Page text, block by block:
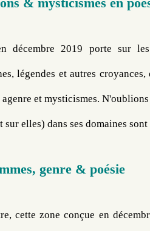
décembre 2019 porte sur
légendes et autres
et mysticismes.
sur elles) dans ses domaines
genre & poésie
cette zone conçue en